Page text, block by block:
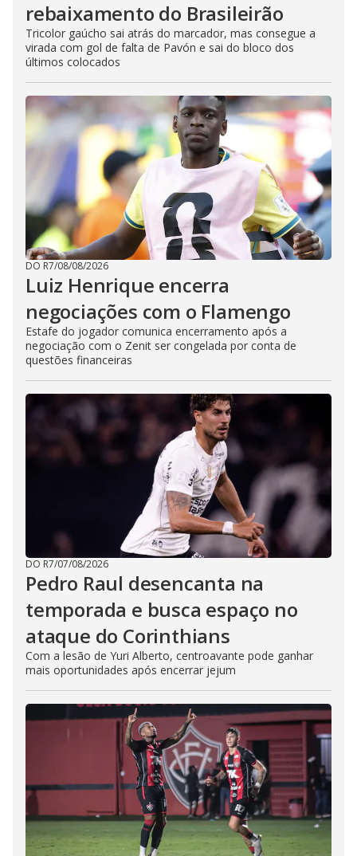
rebaixamento do Brasileirão
Tricolor gaúcho sai atrás do marcador, mas consegue a
virada com gol de falta de Pavón e sai do bloco dos
últimos colocados
DO R7/08/08/2026
Luiz Henrique encerra
negociações com o Flamengo
Estafe do jogador comunica encerramento após a
negociação com o Zenit ser congelada por conta de
questões financeiras
DO R7/07/08/2026
Pedro Raul desencanta na
temporada e busca espaço no
ataque do Corinthians
Com a lesão de Yuri Alberto, centroavante pode ganhar
mais oportunidades após encerrar jejum